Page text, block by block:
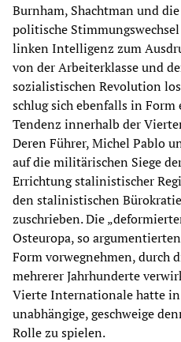
Burnham, Shachtman und
politische
linken Intelligenz zum
von der Arbeiterklasse und
sozialistischen Revolution
schlug sich ebenfalls in
Tendenz innerhalb der
Deren Führer, Michel Pablo
auf die militärischen Siege
Errichtung stalinistischer
den stalinistischen
zuschrieben. Die
Osteuropa, so
Form vorwegnehmen, durch
mehrerer Jahrhunderte
Vierte Internationale hatte in
unabhängige, geschweige
Rolle zu spielen.